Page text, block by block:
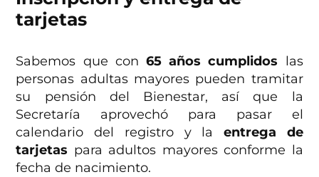
tarjetas
Sabemos que con 65 años cumplidos las
personas adultas mayores pueden tramitar
su pensión del Bienestar, así que la
Secretaría aprovechó para pasar el
calendario del registro y la
entrega de
tarjetas para adultos mayores conforme la
fecha de nacimiento.